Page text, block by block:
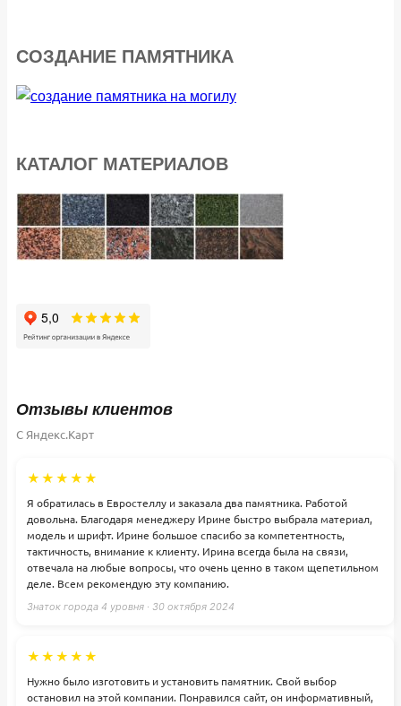
СОЗДАНИЕ ПАМЯТНИКА
КАТАЛОГ МАТЕРИАЛОВ
Отзывы клиентов
С Яндекс.Карт
★★★★★
Я обратилась в Евростеллу и заказала два памятника. Работой
довольна. Благодаря менеджеру Ирине быстро выбрала материал,
модель и шрифт. Ирине большое спасибо за компетентность,
тактичность, внимание к клиенту. Ирина всегда была на связи,
отвечала на любые вопросы, что очень ценно в таком щепетильном
деле. Всем рекомендую эту компанию.
Знаток города 4 уровня · 30 октября 2024
★★★★★
Нужно было изготовить и установить памятник. Свой выбор
остановил на этой компании. Понравился сайт, он информативный,